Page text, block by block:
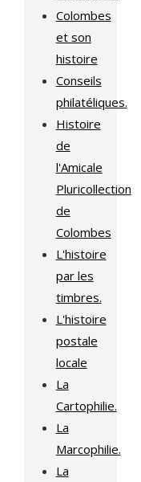
Colombes
et son
histoire
Conseils
philatéliques.
Histoire
de
l'Amicale
Pluricollection
de
Colombes
L'histoire
par les
timbres.
L'histoire
postale
locale
La
Cartophilie.
La
Marcophilie.
La